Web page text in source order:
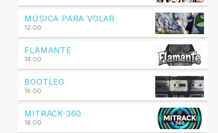
MÚSICA PARA VOLAR
12:00
FLAMANTE
14:00
BOOTLEG
16:00
MITRACK 360
18:00